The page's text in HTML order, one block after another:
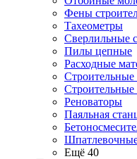
Фены
Тахеометры
Сверлильные
Пилы цепные
Расходные
Реноваторы
Паяльная
Ещё 40